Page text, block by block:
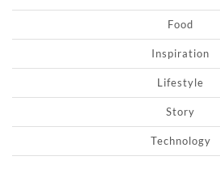
Food
Inspiration
Lifestyle
Story
Technology